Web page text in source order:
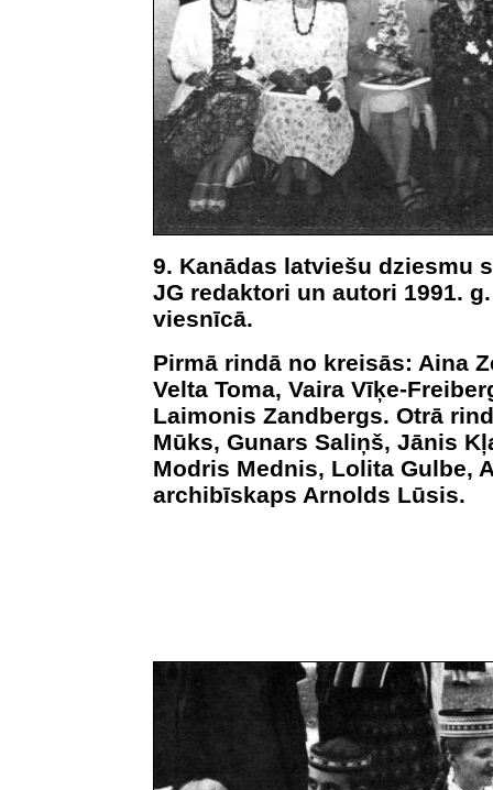
9. Kanādas latviešu dziesmu
JG redaktori un autori 1991.
viesnīcā.
Pirmā rindā no kreisās: Aina
Velta Toma, Vaira Vīķe-
Laimonis Zandbergs. Otrā
Mūks, Gunars Saliņš, Jānis
Modris Mednis, Lolita Gulbe,
archibīskaps Arnolds Lūsis.